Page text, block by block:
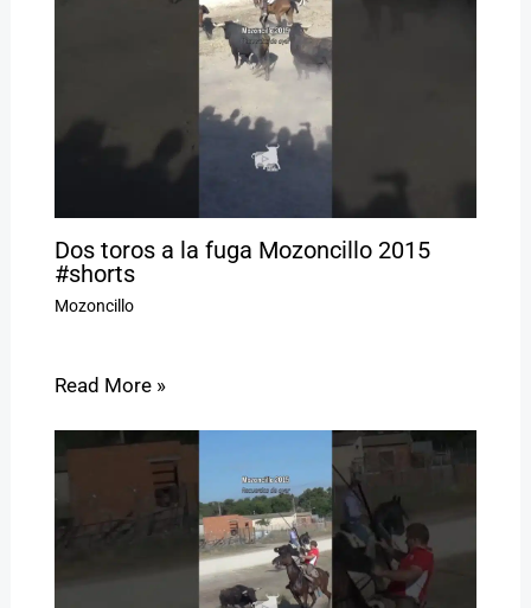
Dos toros a la fuga Mozoncillo 2015
#shorts
Mozoncillo
Read More »